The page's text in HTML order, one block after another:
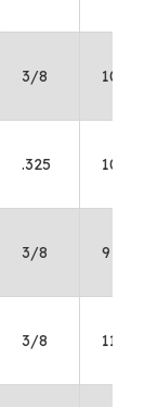
3/8 10
.325 10
3/8 9
3/8 11